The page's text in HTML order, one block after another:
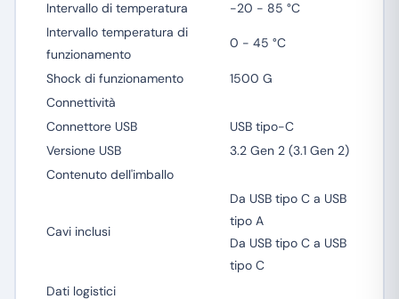
Intervallo di temperatura
-20 - 85 °C
Intervallo temperatura di
funzionamento
0 - 45 °C
Shock di funzionamento
1500 G
Connettività
Connettore USB
USB tipo-C
Versione USB
3.2 Gen 2 (3.1 Gen 2)
Contenuto dell'imballo
Cavi inclusi
Da USB tipo C a USB
tipo A
Da USB tipo C a USB
tipo C
Dati logistici